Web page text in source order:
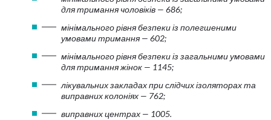
для тримання чоловіків — 686;
мінімального рівня безпеки із полегшеними
умовами тримання — 602;
мінімального рівня безпеки із загальними умовами
для тримання жінок — 1145;
лікувальних закладах при слідчих ізоляторах та
виправних колоніях — 762;
виправних центрах — 1005.